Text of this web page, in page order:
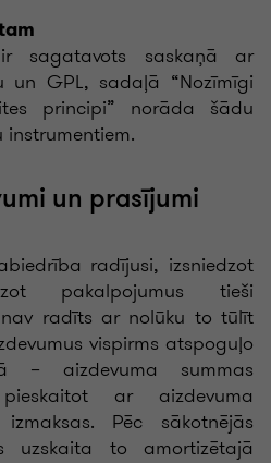
sagatavots saskaņā ar
un GPL, sadaļā “Nozīmīgi
principi” norāda šādu
un prasījumi
radījusi, izsniedzot
pakalpojumus tieši
radīts ar nolūku to tūlīt
vispirms atspoguļo
– aizdevuma summas
ar aizdevuma
Pēc sākotnējās
uzskaita to amortizētajā